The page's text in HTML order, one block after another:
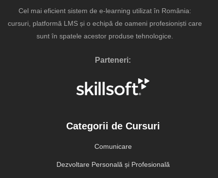
Cel mai eficient sistem de e-learning utilizat în România:
cursuri, platformă LMS și o echipă de oameni profesioniști care
sunt în spatele acestor produse tehnologice.
Parteneri:
Categorii de Cursuri
Comunicare
Dezvoltare Personală și Profesională